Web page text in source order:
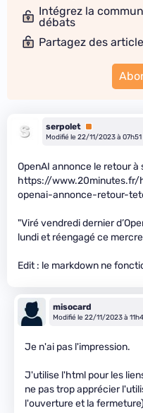
Intégrez la
débats
Partagez des
serpolet Premium
Modifié le 22/11/2023 à 07h51
OpenAI annonce le retour
https://
openai-annonce-retour-
"Viré vendredi dernier
lundi et réengagé ce
Edit : le markdown ne
misocard
Modifié le 22/11/2023 à
Je n'ai pas l'impression.
J'utilise l'html pour les
ne pas trop apprécier
l'ouverture et la fermeture)